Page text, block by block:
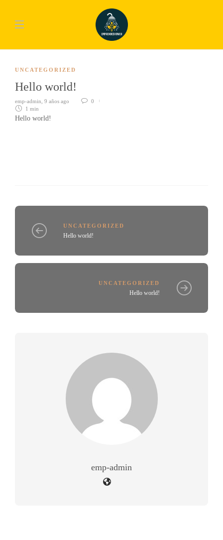
UNCATEGORIZED
Hello world!
emp-admin 9 años ago
0
1 min
Hello world!
UNCATEGORIZED
Hello world!
UNCATEGORIZED
Hello world!
emp-admin